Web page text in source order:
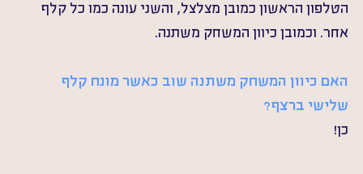
הטלפון הראשון כמובן מצלצל, והשני עונה כמו כל קלף
אחר. וכמובן כיוון המשחק משתנה.
האם כיוון המשחק משתנה שוב כאשר מונח קלף
שלישי ברצף?
כן!